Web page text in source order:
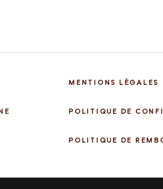
MENTIONS LÉGALES
POLITIQUE DE
POLITIQUE DE